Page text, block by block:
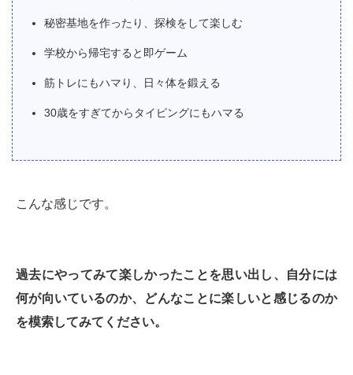
秘密基地を作ったり、探検をして楽しむ
学校から帰宅すると即ゲーム
筋トレにもハマり、日々体を鍛える
30歳をすぎてからタイピングにもハマる
こんな感じです。
過去にやってみて楽しかったことを思い出し、自分には
何が向いているのか、どんなことに楽しいと感じるのか
を模索してみてください。